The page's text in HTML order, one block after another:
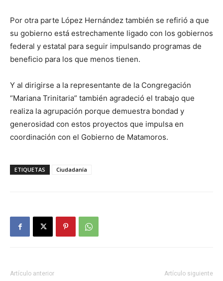
Por otra parte López Hernández también se refirió a que
su gobierno está estrechamente ligado con los gobiernos
federal y estatal para seguir impulsando programas de
beneficio para los que menos tienen.
Y al dirigirse a la representante de la Congregación
“Mariana Trinitaria” también agradeció el trabajo que
realiza la agrupación porque demuestra bondad y
generosidad con estos proyectos que impulsa en
coordinación con el Gobierno de Matamoros.
ETIQUETAS Ciudadanía
Artículo anterior Artículo siguiente